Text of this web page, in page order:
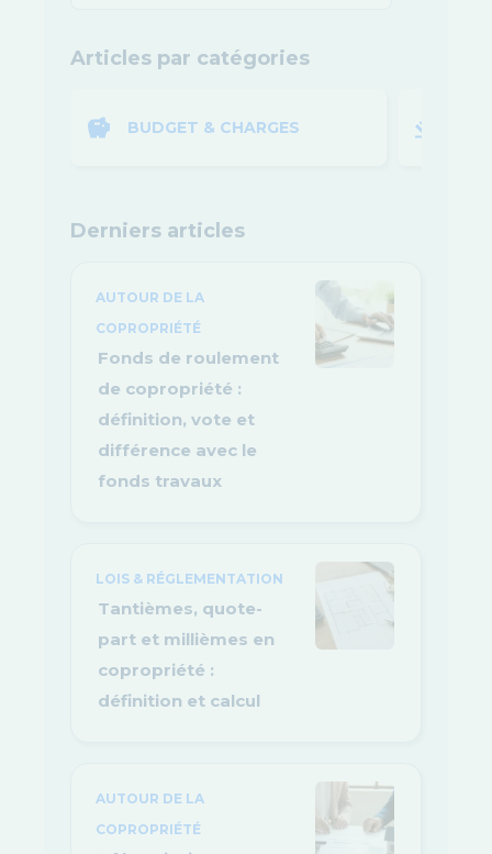
Articles par catégories
BUDGET & CHARGES
Derniers articles
AUTOUR DE LA
COPROPRIÉTÉ
Fonds de roulement
de copropriété :
définition, vote et
différence avec le
fonds travaux
LOIS & RÉGLEMENTATION
Tantièmes, quote-
part et millièmes en
copropriété :
définition et calcul
AUTOUR DE LA
COPROPRIÉTÉ